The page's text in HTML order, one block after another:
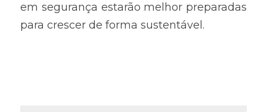
em segurança estarão melhor preparadas
para crescer de forma sustentável.